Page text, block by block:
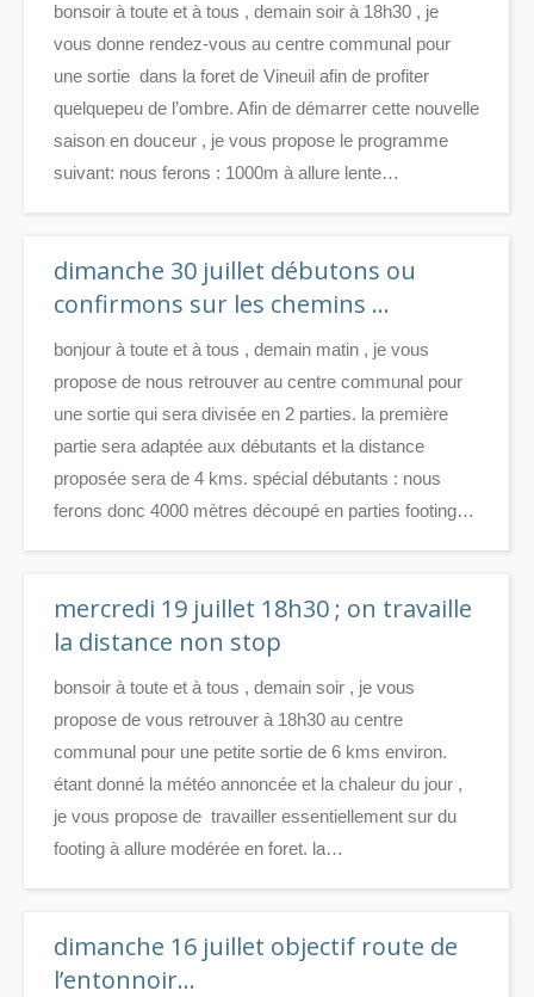
bonsoir à toute et à tous , demain soir à 18h30 , je
vous donne rendez-vous au centre communal pour
une sortie dans la foret de Vineuil afin de profiter
quelquepeu de l’ombre. Afin de démarrer cette nouvelle
saison en douceur , je vous propose le programme
suivant: nous ferons : 1000m à allure lente…
dimanche 30 juillet débutons ou
confirmons sur les chemins …
bonjour à toute et à tous , demain matin , je vous
propose de nous retrouver au centre communal pour
une sortie qui sera divisée en 2 parties. la première
partie sera adaptée aux débutants et la distance
proposée sera de 4 kms. spécial débutants : nous
ferons donc 4000 mètres découpé en parties footing…
mercredi 19 juillet 18h30 ; on travaille
la distance non stop
bonsoir à toute et à tous , demain soir , je vous
propose de vous retrouver à 18h30 au centre
communal pour une petite sortie de 6 kms environ.
étant donné la météo annoncée et la chaleur du jour ,
je vous propose de travailler essentiellement sur du
footing à allure modérée en foret. la…
dimanche 16 juillet objectif route de
l’entonnoir…